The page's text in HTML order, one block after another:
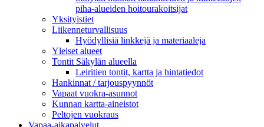
piha-alueiden hoitourakoitsijat
Yksityistiet
Liikenneturvallisuus
Hyödyllisiä linkkejä ja materiaaleja
Yleiset alueet
Tontit Säkylän alueella
Leiritien tontit, kartta ja hintatiedot
Hankinnat / tarjouspyynnöt
Vapaat vuokra-asunnot
Kunnan kartta-aineistot
Peltojen vuokraus
Vapaa-aika­palvelut